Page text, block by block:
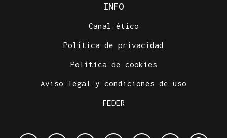
INFO
Canal ético
Política de privacidad
Política de cookies
Aviso legal y condiciones de uso
FEDER